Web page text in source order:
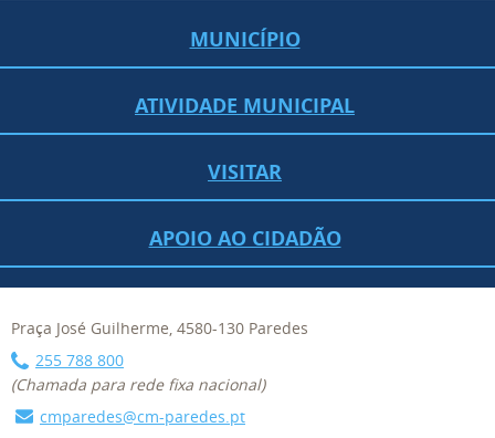
MUNICÍPIO
ATIVIDADE MUNICIPAL
VISITAR
APOIO AO CIDADÃO
Praça José Guilherme, 4580-130 Paredes
255 788 800
(Chamada para rede fixa nacional)
cmparedes@cm-paredes.pt